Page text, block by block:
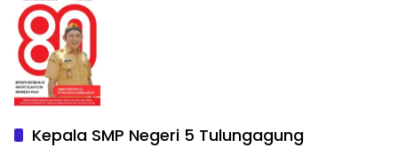
Kepala SMP Negeri 5 Tulungagung